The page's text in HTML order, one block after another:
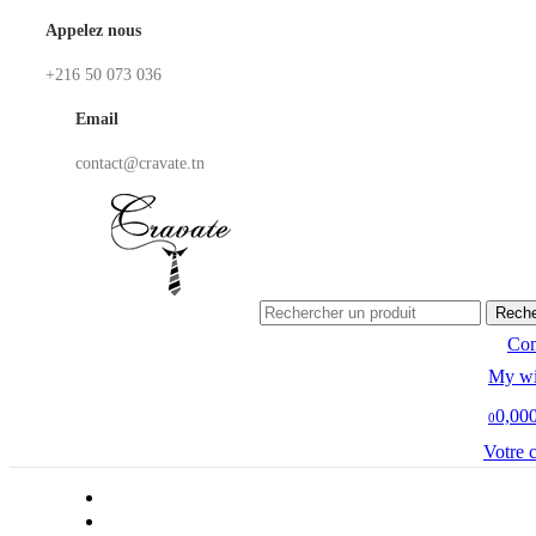
Appelez nous
+216 50 073 036
Email
contact@cravate.tn
My
0
Votre